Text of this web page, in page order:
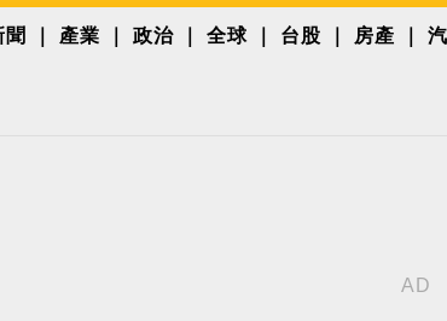
產業 政治 全球 台股 房產